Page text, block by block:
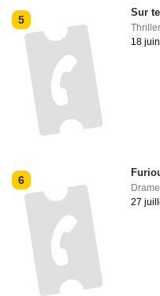
5
Sur
Thriller
18
6
Drame
27